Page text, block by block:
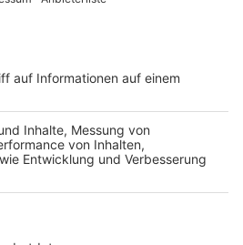
Brühl gehen voran. Bald
Menschen mit Rollator
Gleise problemlos erreichen.
am Bahndamm sind zu fast 80
heißt es von der Stadt.
Arbeiten an dem
starten. Die Stadt rechnet mit
die Arbeiten an der neuen